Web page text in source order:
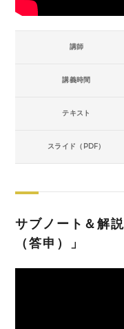
講師
講義時間
テキスト
スライド（PDF）
サブノート＆解
（答申）」